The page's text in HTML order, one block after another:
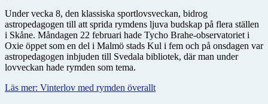
Under vecka 8, den klassiska sportlovsveckan, bidrog
astropedagogen till att sprida rymdens ljuva budskap på flera ställen
i Skåne. Måndagen 22 februari hade Tycho Brahe-observatoriet i
Oxie öppet som en del i Malmö stads Kul i fem och på onsdagen var
astropedagogen inbjuden till Svedala bibliotek, där man under
lovveckan hade rymden som tema.
Läs mer: Vinterlov med rymden överallt